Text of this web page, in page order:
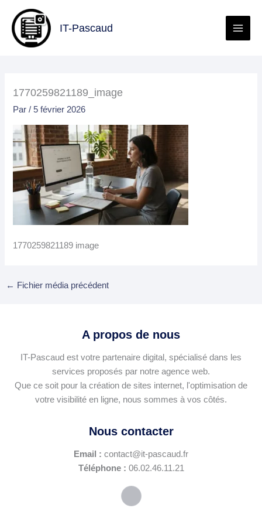
contenu
IT-Pascaud
1770259821189_image
Par/5 février 2026
1770259821189 image
← Fichier média précédent
A propos de nous
IT-Pascaud est votre partenaire digital, spécialisé dans les
services proposés par notre agence web.
Que ce soit pour la création de sites internet, l'optimisation de
votre visibilité en ligne, nous sommes à vos côtés.
Nous contacter
Email : contact@it-pascaud.fr
Téléphone : 06.02.46.11.21